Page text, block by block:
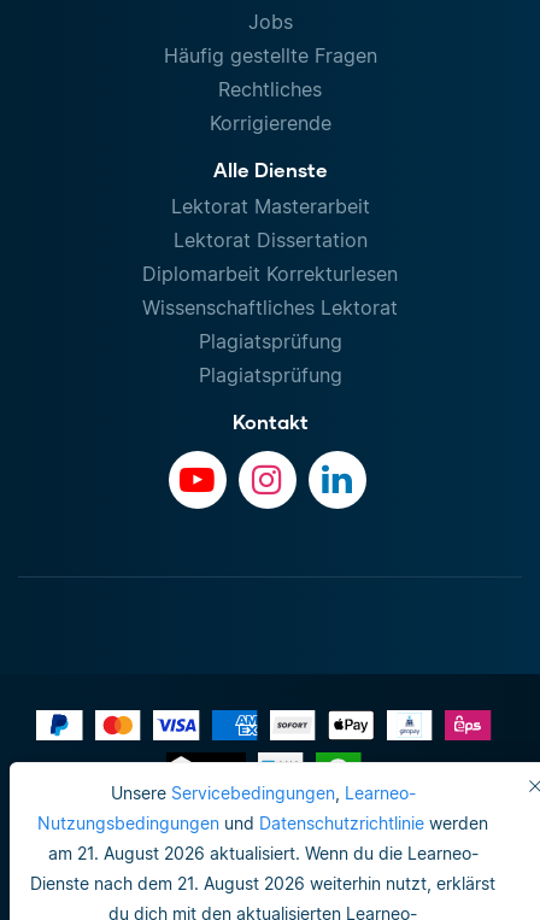
Unsere Servicebedingungen, Learneo-
Nutzungsbedingungen und Datenschutzrichtlinie werden
am 21. August 2026 aktualisiert. Wenn du die Learneo-
Dienste nach dem 21. August 2026 weiterhin nutzt, erklärst
du dich mit den aktualisierten Learneo-
Jobs
Häufig gestellte Fragen
Rechtliches
Korrigierende
Alle Dienste
Lektorat Masterarbeit
Lektorat Dissertation
Diplomarbeit Korrekturlesen
Wissenschaftliches Lektorat
Plagiatsprüfung
Plagiatsprüfung
Kontakt
Impressum
Datenschutzrichtlinie
Do not sell or share my personal info